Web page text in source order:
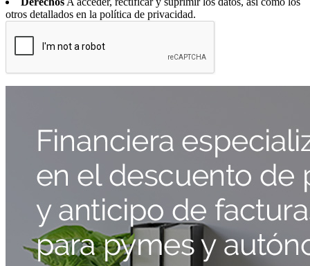
otros detallados en la política de privacidad.